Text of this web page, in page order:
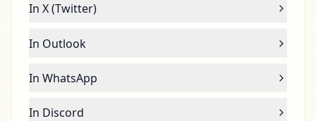
In X (Twitter)
In Outlook
In WhatsApp
In Discord